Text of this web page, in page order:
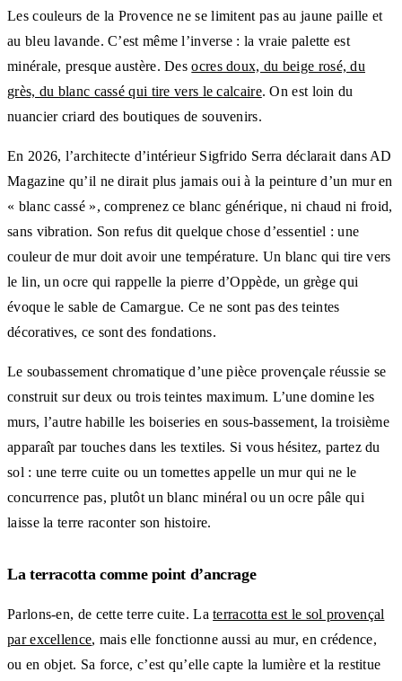
Les couleurs de la Provence ne se limitent pas au jaune paille et
au bleu lavande. C’est même l’inverse : la vraie palette est
minérale, presque austère. Desocres doux, du beige rosé, du
grès, du blanc cassé qui tire vers le calcaire. On est loin du
nuancier criard des boutiques de souvenirs.
En 2026, l’architecte d’intérieur Sigfrido Serra déclarait dans AD
Magazine qu’il ne dirait plus jamais oui à la peinture d’un mur en
« blanc cassé », comprenez ce blanc générique, ni chaud ni froid,
sans vibration. Son refus dit quelque chose d’essentiel : une
couleur de mur doit avoir une température. Un blanc qui tire vers
le lin, un ocre qui rappelle la pierre d’Oppède, un grège qui
évoque le sable de Camargue. Ce ne sont pas des teintes
décoratives, ce sont des fondations.
Le soubassement chromatique d’une pièce provençale réussie se
construit sur deux ou trois teintes maximum. L’une domine les
murs, l’autre habille les boiseries en sous-bassement, la troisième
apparaît par touches dans les textiles. Si vous hésitez, partez du
sol : une terre cuite ou un tomettes appelle un mur qui ne le
concurrence pas, plutôt un blanc minéral ou un ocre pâle qui
laisse la terre raconter son histoire.
La terracotta comme point d’ancrage
Parlons-en, de cette terre cuite. Laterracotta est le sol provençal
par excellence, mais elle fonctionne aussi au mur, en crédence,
ou en objet. Sa force, c’est qu’elle capte la lumière et la restitue